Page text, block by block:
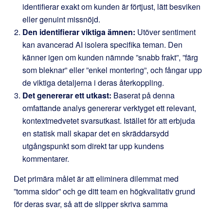
identifierar exakt om kunden är förtjust, lätt besviken
eller genuint missnöjd.
Den identifierar viktiga ämnen: Utöver sentiment
kan avancerad AI isolera specifika teman. Den
känner igen om kunden nämnde ”snabb frakt”, ”färg
som bleknar” eller ”enkel montering”, och fångar upp
de viktiga detaljerna i deras återkoppling.
Det genererar ett utkast: Baserat på denna
omfattande analys genererar verktyget ett relevant,
kontextmedvetet svarsutkast. Istället för att erbjuda
en statisk mall skapar det en skräddarsydd
utgångspunkt som direkt tar upp kundens
kommentarer.
Det primära målet är att eliminera dilemmat med
”tomma sidor” och ge ditt team en högkvalitativ grund
för deras svar, så att de slipper skriva samma